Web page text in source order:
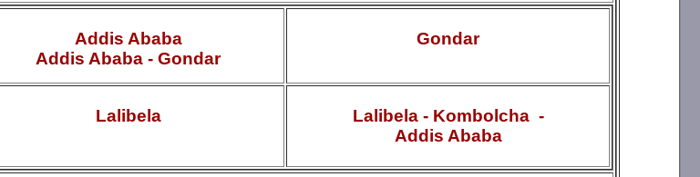
Addis Ababa
Addis Ababa - Gondar
Gondar
Lalibela
Lalibela - Kombolcha -
Addis Ababa